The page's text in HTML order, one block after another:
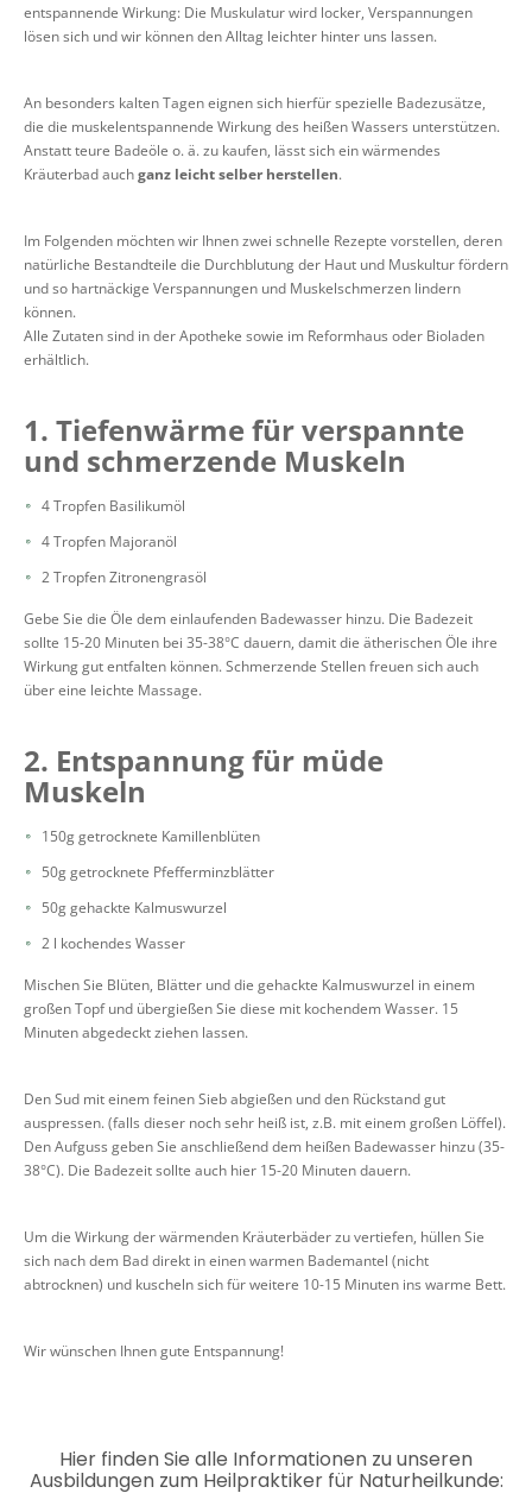
entspannende Wirkung: Die Muskulatur wird locker, Verspannungen
lösen sich und wir können den Alltag leichter hinter uns lassen.
An besonders kalten Tagen eignen sich hierfür spezielle Badezusätze,
die die muskelentspannende Wirkung des heißen Wassers unterstützen.
Anstatt teure Badeöle o. ä. zu kaufen, lässt sich ein wärmendes
Kräuterbad auchganz leicht selber herstellen.
Im Folgenden möchten wir Ihnen zwei schnelle Rezepte vorstellen, deren
natürliche Bestandteile die Durchblutung der Haut und Muskultur fördern
und so hartnäckige Verspannungen und Muskelschmerzen lindern
können.
Alle Zutaten sind in der Apotheke sowie im Reformhaus oder Bioladen
erhältlich.
1. Tiefenwärme für verspannte
und schmerzende Muskeln
4 Tropfen Basilikumöl
4 Tropfen Majoranöl
2 Tropfen Zitronengrasöl
Gebe Sie die Öle dem einlaufenden Badewasser hinzu. Die Badezeit
sollte 15-20 Minuten bei 35-38°C dauern, damit die ätherischen Öle ihre
Wirkung gut entfalten können. Schmerzende Stellen freuen sich auch
über eine leichte Massage.
2. Entspannung für müde
Muskeln
150g getrocknete Kamillenblüten
50g getrocknete Pfefferminzblätter
50g gehackte Kalmuswurzel
2 l kochendes Wasser
Mischen Sie Blüten, Blätter und die gehackte Kalmuswurzel in einem
großen Topf und übergießen Sie diese mit kochendem Wasser. 15
Minuten abgedeckt ziehen lassen.
Den Sud mit einem feinen Sieb abgießen und den Rückstand gut
auspressen. (falls dieser noch sehr heiß ist, z.B. mit einem großen Löffel).
Den Aufguss geben Sie anschließend dem heißen Badewasser hinzu (35-
38°C). Die Badezeit sollte auch hier 15-20 Minuten dauern.
Um die Wirkung der wärmenden Kräuterbäder zu vertiefen, hüllen Sie
sich nach dem Bad direkt in einen warmen Bademantel (nicht
abtrocknen) und kuscheln sich für weitere 10-15 Minuten ins warme Bett.
Wir wünschen Ihnen gute Entspannung!
Hier finden Sie alle Informationen zu unseren
Ausbildungen zum Heilpraktiker für Naturheilkunde: